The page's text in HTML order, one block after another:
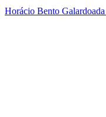
Horácio Bento